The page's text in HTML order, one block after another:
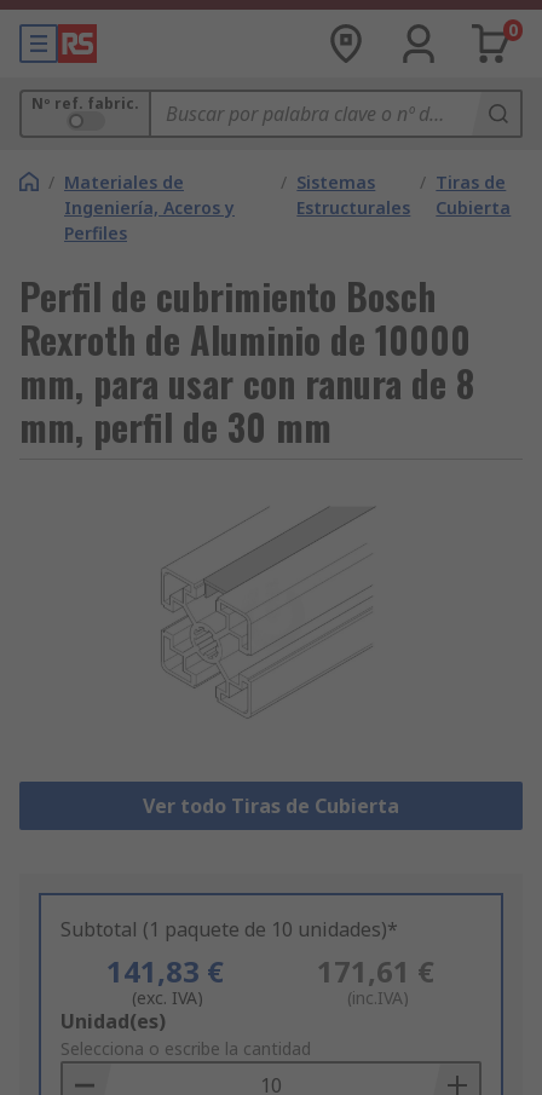
0
Nº ref. fabric.
/ Materiales de
Ingeniería, Aceros y
Perfiles
/ Sistemas
Estructurales
/ Tiras de
Cubierta
Perfil de cubrimiento Bosch
Rexroth de Aluminio de 10000
mm, para usar con ranura de 8
mm, perfil de 30 mm
Ver todo Tiras de Cubierta
Subtotal (1 paquete de 10 unidades)*
141,83 €
(exc. IVA)
171,61 €
(inc.IVA)
Add
to
Basket
Unidad(es)
Selecciona o escribe la cantidad